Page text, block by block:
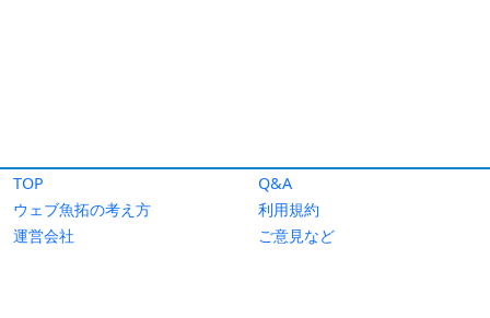
TOP
Q&A
ウェブ魚拓の考え方
利用規約
運営会社
ご意見など